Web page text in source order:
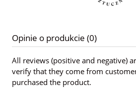
Opinie o produkcie (0)
All reviews (positive and negative)
verify that they come from
purchased the product.